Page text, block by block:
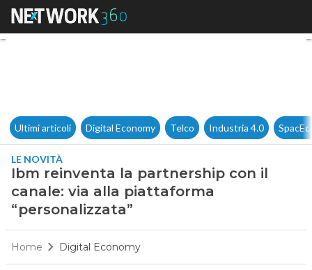
Ibm reinventa la partnership
Ultimi articoli Digital Economy Telco Industria 4.0
LE NOVITÀ
Ibm reinventa la partnership con il
canale: via alla piattaforma
“personalizzata”
Home Digital Economy